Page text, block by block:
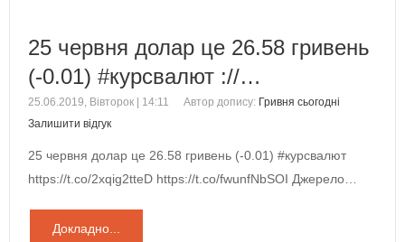
25 червня долар це 26.58 гривень
(-0.01) #курсвалют ://…
25.06.2019, Вівторок | 14:11 Автор допису: Гривня сьогодні
Залишити відгук
25 червня долар це 26.58 гривень (-0.01) #курсвалют
https://t.co/2xqig2tteD https://t.co/fwunfNbSOI Джерело…
Докладно...